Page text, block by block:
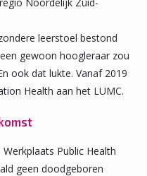
leerstoel bestond
gewoon hoogleraar zou
ook dat lukte. Vanaf 2019
Health aan het LUMC.
Public Health
geen doodgeboren